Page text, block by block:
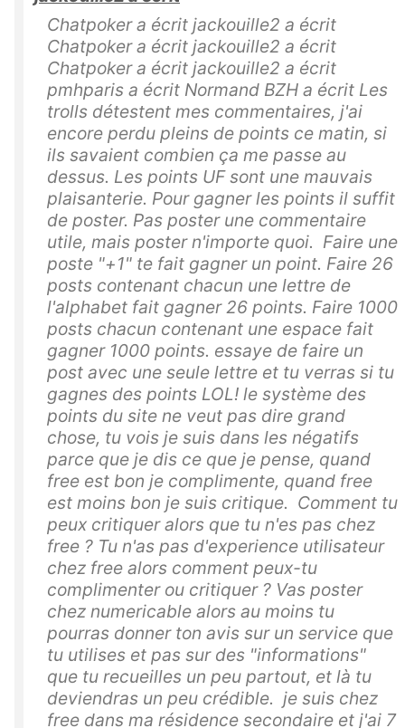
Chatpoker a écrit jackouille2 a écrit
Chatpoker a écrit jackouille2 a écrit
Chatpoker a écrit jackouille2 a écrit
pmhparis a écrit Normand BZH a écrit Les
trolls détestent mes commentaires, j'ai
encore perdu pleins de points ce matin, si
ils savaient combien ça me passe au
dessus. Les points UF sont une mauvais
plaisanterie. Pour gagner les points il suffit
de poster. Pas poster une commentaire
utile, mais poster n'importe quoi. Faire une
poste "+1" te fait gagner un point. Faire 26
posts contenant chacun une lettre de
l'alphabet fait gagner 26 points. Faire 1000
posts chacun contenant une espace fait
gagner 1000 points. essaye de faire un
post avec une seule lettre et tu verras si tu
gagnes des points LOL! le système des
points du site ne veut pas dire grand
chose, tu vois je suis dans les négatifs
parce que je dis ce que je pense, quand
free est bon je complimente, quand free
est moins bon je suis critique. Comment tu
peux critiquer alors que tu n'es pas chez
free ? Tu n'as pas d'experience utilisateur
chez free alors comment peux-tu
complimenter ou critiquer ? Vas poster
chez numericable alors au moins tu
pourras donner ton avis sur un service que
tu utilises et pas sur des "informations"
que tu recueilles un peu partout, et là tu
deviendras un peu crédible. je suis chez
free dans ma résidence secondaire et j'ai 7